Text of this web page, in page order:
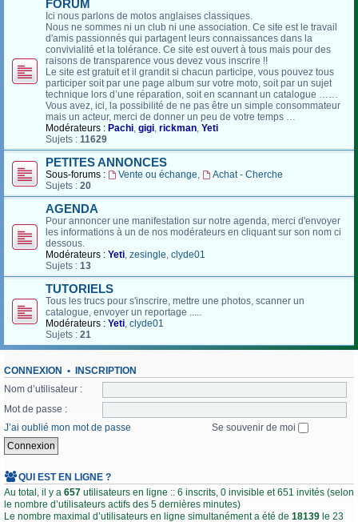
FORUM
Ici nous parlons de motos anglaises classiques.
Nous ne sommes ni un club ni une association. Ce site est le travail
d'amis passionnés qui partagent leurs connaissances dans la
convivialité et la tolérance. Ce site est ouvert à tous mais pour des
raisons de transparence vous devez vous inscrire !!
Le site est gratuit et il grandit si chacun participe, vous pouvez tous
participer soit par une page album sur votre moto, soit par un sujet
technique lors d’une réparation, soit en scannant un catalogue ……
Vous avez, ici, la possibilité de ne pas être un simple consommateur
mais un acteur, merci de donner un peu de votre temps …
Modérateurs : Pachi, gigi, rickman, Yeti
Sujets : 11629
PETITES ANNONCES
Sous-forums : Vente ou échange,
Achat - Cherche
Sujets : 20
AGENDA
Pour annoncer une manifestation sur notre agenda, merci d'envoyer
les informations à un de nos modérateurs en cliquant sur son nom ci
dessous.
Modérateurs : Yeti, zesingle, clyde01
Sujets : 13
TUTORIELS
Tous les trucs pour s'inscrire, mettre une photos, scanner un
catalogue, envoyer un reportage .....
Modérateurs : Yeti, clyde01
Sujets : 21
CONNEXION • INSCRIPTION
Nom d’utilisateur :
Mot de passe :
J’ai oublié mon mot de passe
Se souvenir de moi
QUI EST EN LIGNE ?
Au total, il y a 657 utilisateurs en ligne :: 6 inscrits, 0 invisible et 651 invités (selon
le nombre d’utilisateurs actifs des 5 dernières minutes)
Le nombre maximal d’utilisateurs en ligne simultanément a été de 18139 le 23